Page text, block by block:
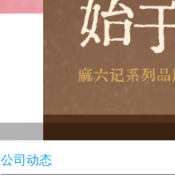
公司动态